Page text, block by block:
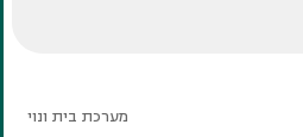
מערכת בית ונוי